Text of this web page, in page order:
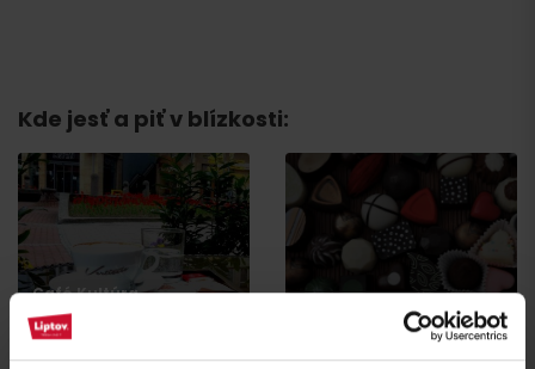
Kde jesť a piť v blízkosti:
Café Kultúra
Ružomberok
Ružomberok
Chocolaterie Passé